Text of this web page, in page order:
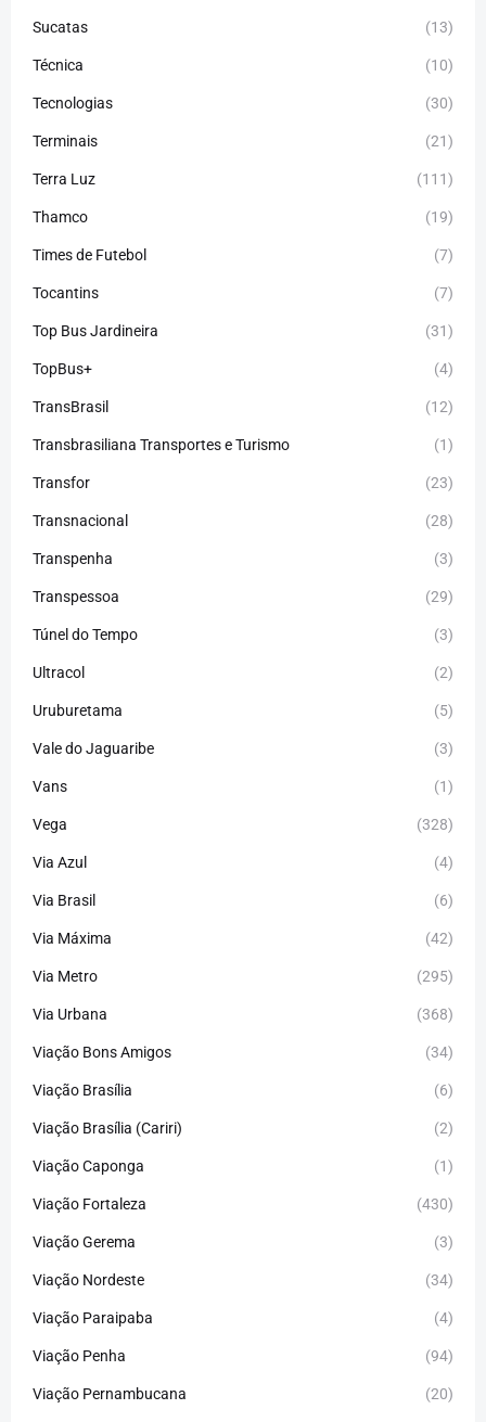
Sucatas (13)
Técnica (10)
Tecnologias (30)
Terminais (21)
Terra Luz (111)
Thamco (19)
Times de Futebol (7)
Tocantins (7)
Top Bus Jardineira (31)
TopBus+ (4)
TransBrasil (12)
Transbrasiliana Transportes e Turismo (1)
Transfor (23)
Transnacional (28)
Transpenha (3)
Transpessoa (29)
Túnel do Tempo (3)
Ultracol (2)
Uruburetama (5)
Vale do Jaguaribe (3)
Vans (1)
Vega (328)
Via Azul (4)
Via Brasil (6)
Via Máxima (42)
Via Metro (295)
Via Urbana (368)
Viação Bons Amigos (34)
Viação Brasília (6)
Viação Brasília (Cariri) (2)
Viação Caponga (1)
Viação Fortaleza (430)
Viação Gerema (3)
Viação Nordeste (34)
Viação Paraipaba (4)
Viação Penha (94)
Viação Pernambucana (20)